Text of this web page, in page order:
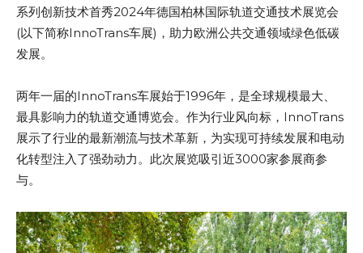
系列创新技术首秀2024年德国柏林国际轨道交通技术展览会
(以下简称InnoTrans车展)，助力欧洲公共交通领域绿色低碳
发展。
两年一届的InnoTrans车展始于1996年，是全球规模最大、
最具影响力的轨道交通博览会。作为行业风向标，InnoTrans
展示了行业的最新潮流与技术革新，为实现可持续发展和电动
化转型注入了强劲动力。此次展览吸引近3000家参展商参
与。